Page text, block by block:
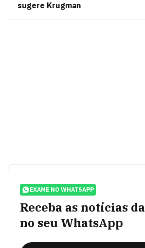
sugere Krugman
EXAME NO WHATSAPP
Receba as notícias
no seu WhatsApp